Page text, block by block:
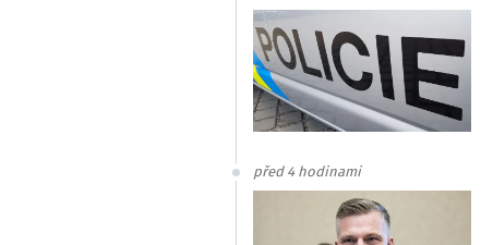
před 4 hodinami